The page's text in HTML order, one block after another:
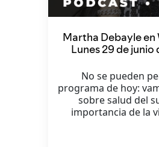
Martha Debayle en
Lunes 29 de junio
No se pueden
programa de hoy:
sobre salud del
importancia de la